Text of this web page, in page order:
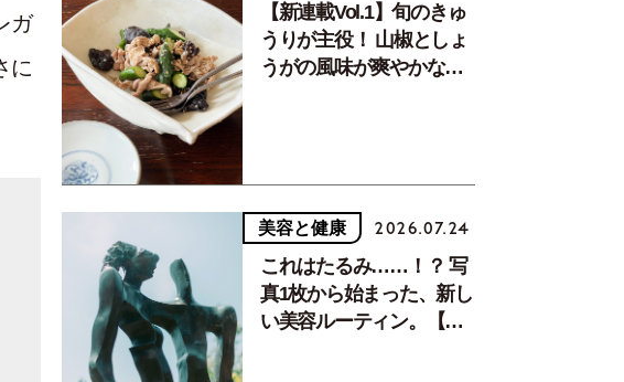
ガ
に
【新連載Vol.1】旬のきゅ
うりが主役！ 山椒としょ
うがの風味が爽やかな、
美容と健康 2026.07.24
これはたるみ……！？ 写
真1枚から始まった、新し
い美容ルーティン。【中